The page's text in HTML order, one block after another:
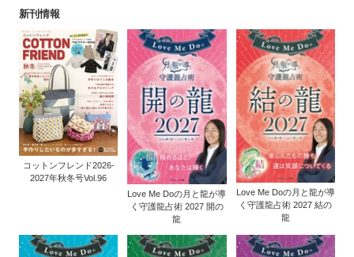
新刊情報
コットンフレンド2026-
2027年秋冬号Vol.96
Love Me Doの月と龍が導
く守護龍占術 2027 開の
龍
Love Me Doの月と龍が導
く守護龍占術 2027 結の
龍